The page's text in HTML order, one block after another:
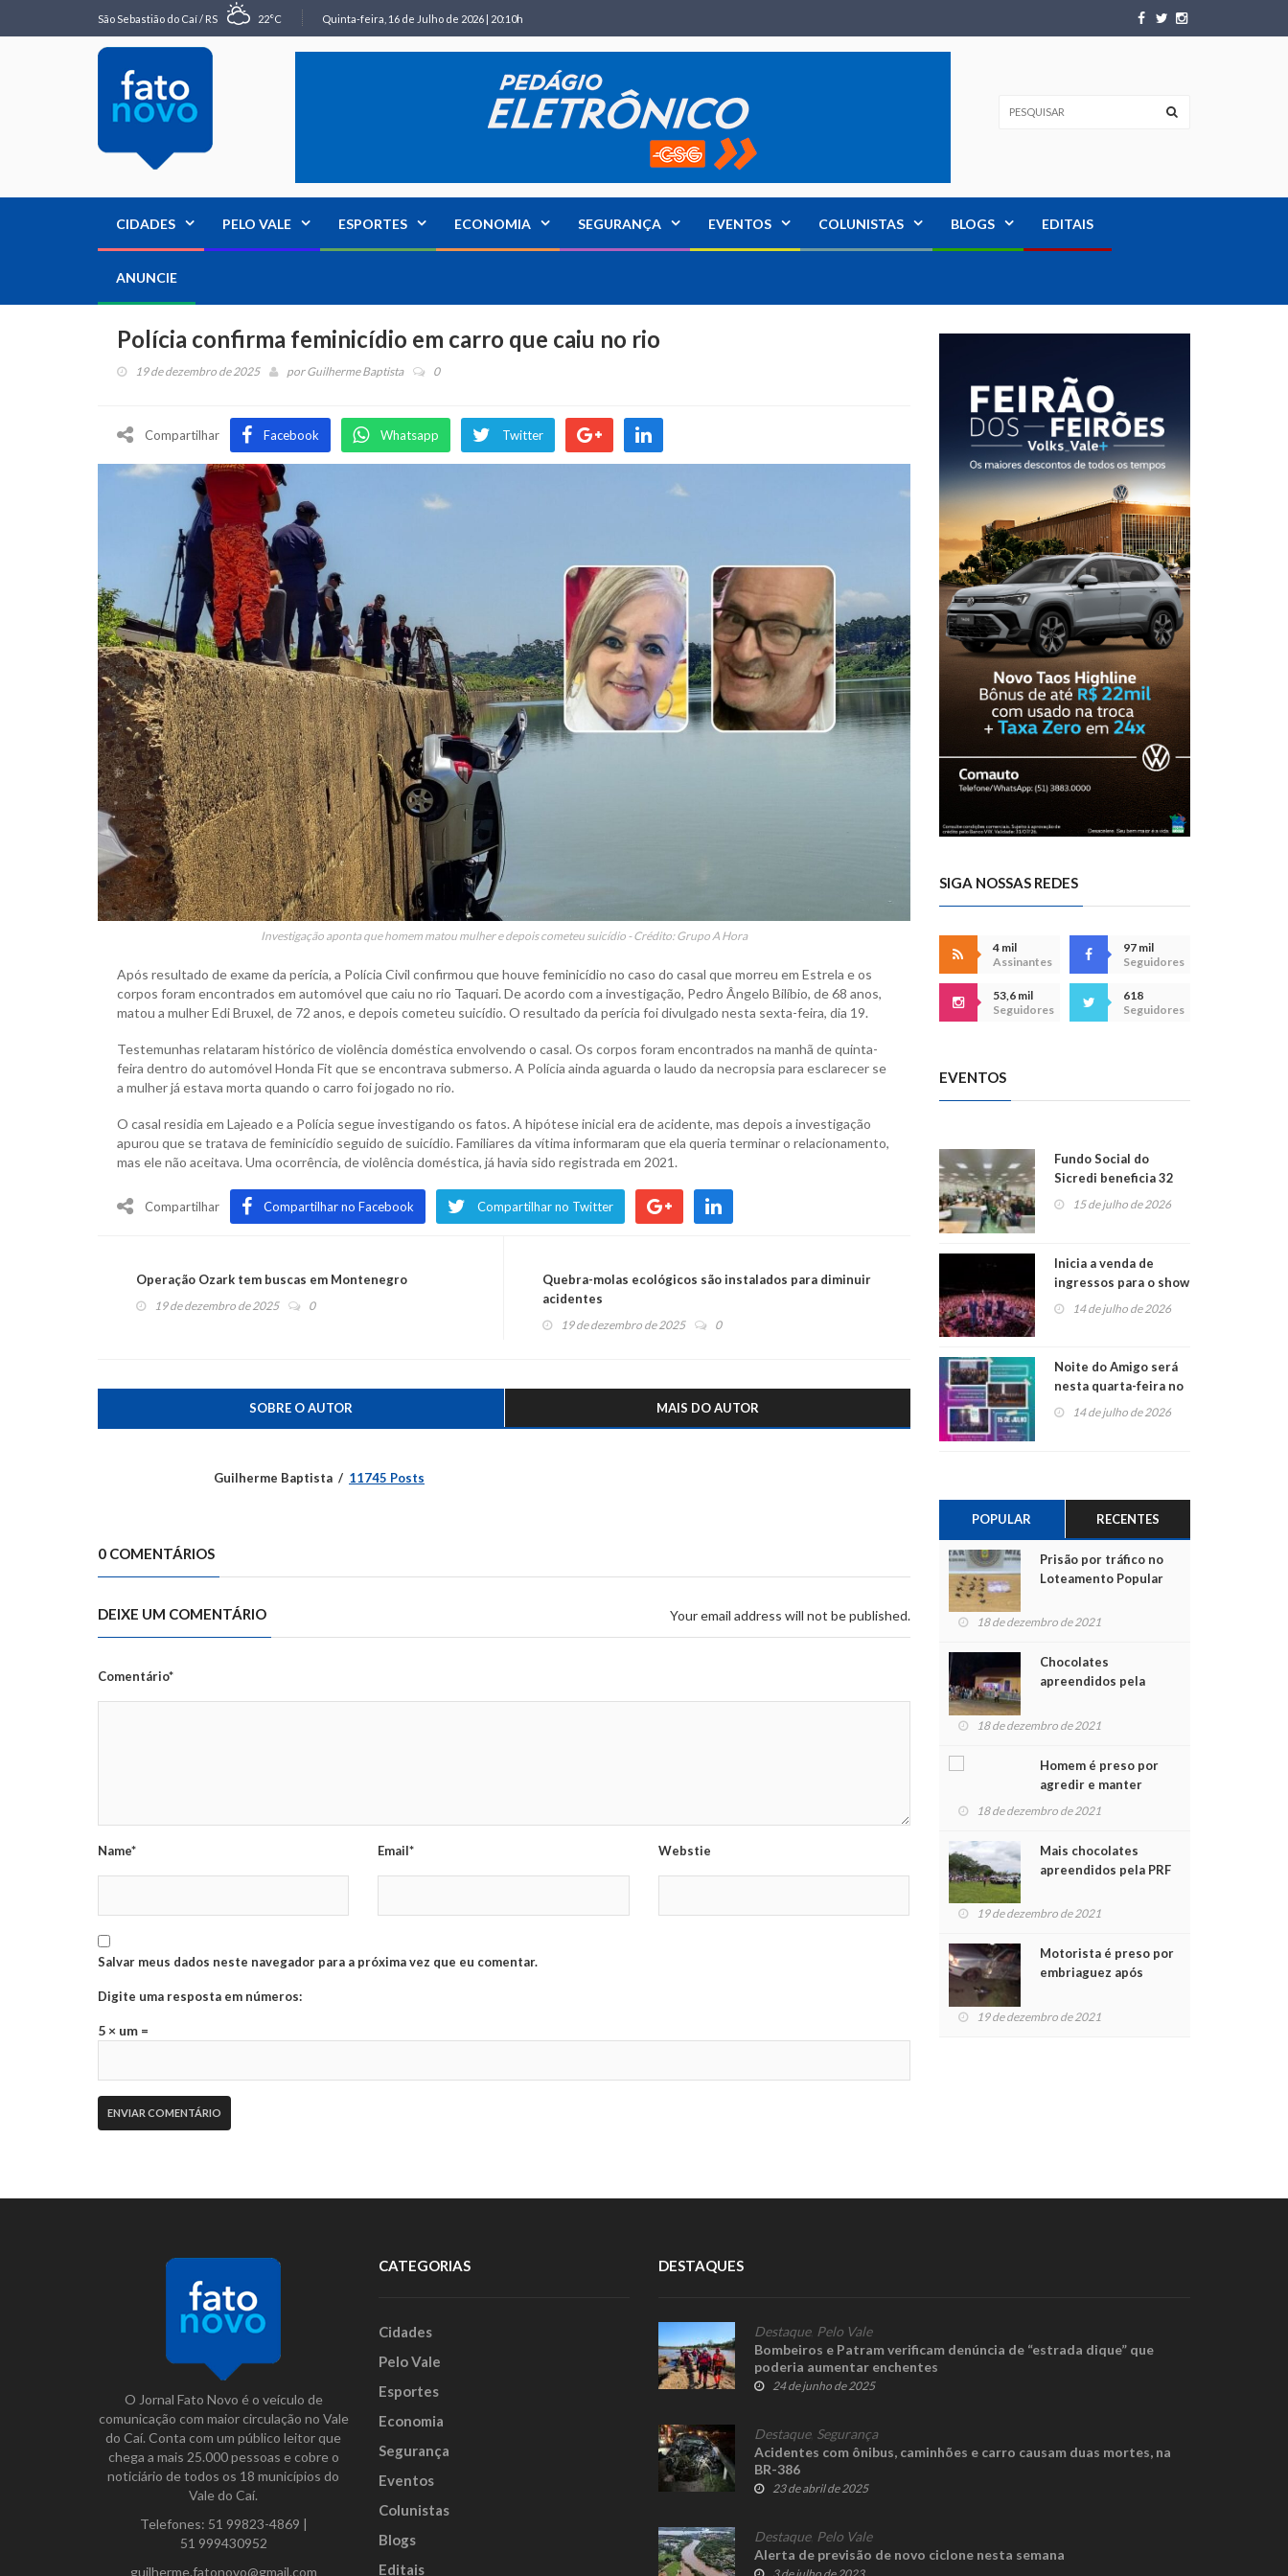
São Sebastião do Caí / RS 22°C Quinta-feira, 16 de Julho de 2026 | 20:10h
CIDADES PELO VALE ESPORTES ECONOMIA SEGURANÇA EVENTOS COLUNISTAS BLOGS EDITAIS
ANUNCIE
Polícia confirma feminicídio em carro que caiu no rio
19 de dezembro de 2025 porGuilherme Baptista 0
Compartilhar Facebook Whatsapp Twitter
Investigação aponta que homem matou mulher e depois cometeu suicídio - Crédito: Grupo A Hora
Após resultado de exame da perícia, a Polícia Civil confirmou que houve feminicídio no caso do casal que morreu em Estrela e os
corpos foram encontrados em automóvel que caiu no rio Taquari. De acordo com a investigação, Pedro Ângelo Bilíbio, de 68 anos,
matou a mulher Edi Bruxel, de 72 anos, e depois cometeu suicídio. O resultado da perícia foi divulgado nesta sexta-feira, dia 19.
Testemunhas relataram histórico de violência doméstica envolvendo o casal. Os corpos foram encontrados na manhã de quinta-
feira dentro do automóvel Honda Fit que se encontrava submerso. A Polícia ainda aguarda o laudo da necropsia para esclarecer se
a mulher já estava morta quando o carro foi jogado no rio.
O casal residia em Lajeado e a Polícia segue investigando os fatos. A hipótese inicial era de acidente, mas depois a investigação
apurou que se tratava de feminicídio seguido de suicídio. Familiares da vítima informaram que ela queria terminar o relacionamento,
mas ele não aceitava. Uma ocorrência, de violência doméstica, já havia sido registrada em 2021.
Compartilhar Compartilhar no Facebook Compartilhar no Twitter
Operação Ozark tem buscas em Montenegro
19 de dezembro de 2025 0
Quebra-molas ecológicos são instalados para diminuir
acidentes
19 de dezembro de 2025 0
SOBRE O AUTOR MAIS DO AUTOR
Guilherme Baptista 11745 Posts
0 COMENTÁRIOS
DEIXE UM COMENTÁRIO Your email address will not be published.
Comentário*
Name* Email* Webstie
Salvar meus dados neste navegador para a próxima vez que eu comentar.
Digite uma resposta em números:
5 × um =
SIGA NOSSAS REDES
4 mil
Assinantes
97 mil
Seguidores
53,6 mil
Seguidores
618
Seguidores
EVENTOS
Fundo Social do
Sicredi beneficia 32
projetos em
15 de julho de 2026
Inicia a venda de
ingressos para o show
do Jota Quest nos 45
anos da Sicredi Ouro
14 de julho de 2026
Noite do Amigo será
nesta quarta-feira no
Centro de Cultura de
14 de julho de 2026
POPULAR RECENTES
Prisão por tráfico no
Loteamento Popular
18 de dezembro de 2021
Chocolates
apreendidos pela
para crianças na
18 de dezembro de 2021
Homem é preso por
agredir e manter
mulher em cárcere
18 de dezembro de 2021
Mais chocolates
apreendidos pela PRF
crianças no Natal
19 de dezembro de 2021
Motorista é preso por
embriaguez após
feridos
19 de dezembro de 2021
O Jornal Fato Novo é o veículo de
comunicação com maior circulação no Vale
do Caí. Conta com um público leitor que
chega a mais 25.000 pessoas e cobre o
noticiário de todos os 18 municípios do
Vale do Caí.
Telefones: 51 99823-4869 |
51 999430952
guilherme.fatonovo@gmail.com
CATEGORIAS
Cidades
Pelo Vale
Esportes
Economia
Segurança
Eventos
Colunistas
Blogs
Editais
DESTAQUES
Destaque, Pelo Vale
Bombeiros e Patram verificam denúncia de “estrada dique” que
poderia aumentar enchentes
24 de junho de 2025
Destaque, Segurança
Acidentes com ônibus, caminhões e carro causam duas mortes, na
BR-386
23 de abril de 2025
Destaque, Pelo Vale
Alerta de previsão de novo ciclone nesta semana